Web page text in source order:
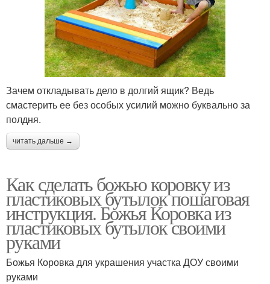
Зачем откладывать дело в долгий ящик? Ведь
смастерить ее без особых усилий можно буквально за
полдня.
читать дальше →
Как сделать божью коровку из
пластиковых бутылок пошаговая
инструкция. Божья Коровка из
пластиковых бутылок своими
руками
Божья Коровка для украшения участка ДОУ своими
руками